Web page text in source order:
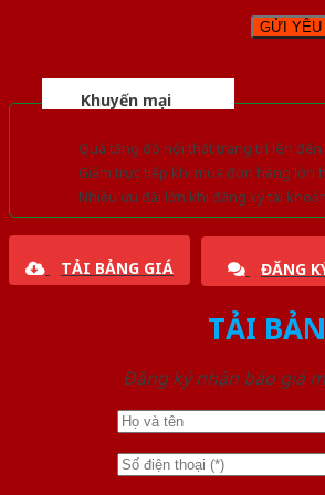
Khuyến mại
Quà tặng đồ nội thất trang trí lên đến
Giảm trực tiếp khi mua đơn hàng lớn
Nhiều ưu đãi lớn khi đăng ký tài
TẢI BẢNG GIÁ ĐĂNG
TẢI
Đăng ký nhận báo giá